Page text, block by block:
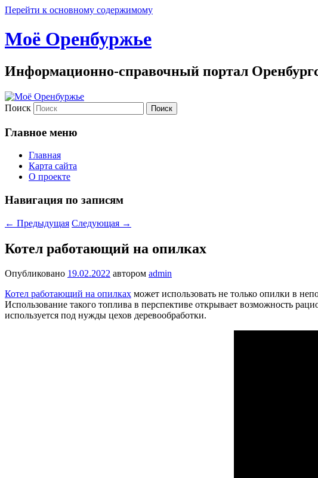
Перейти к основному содержимому
Моё Оренбуржье
Информационно-справочный портал
Поиск
Главное меню
Главная
Карта сайта
О проекте
Навигация по записям
← Предыдущая Следующая →
Котел работающий на опилках
Опубликовано 19.02.2022 автором admin
Котел работающий на опилках может использовать не только опилки в
Использование такого топлива в перспективе открывает возможность
используется под нужды цехов деревообработки.